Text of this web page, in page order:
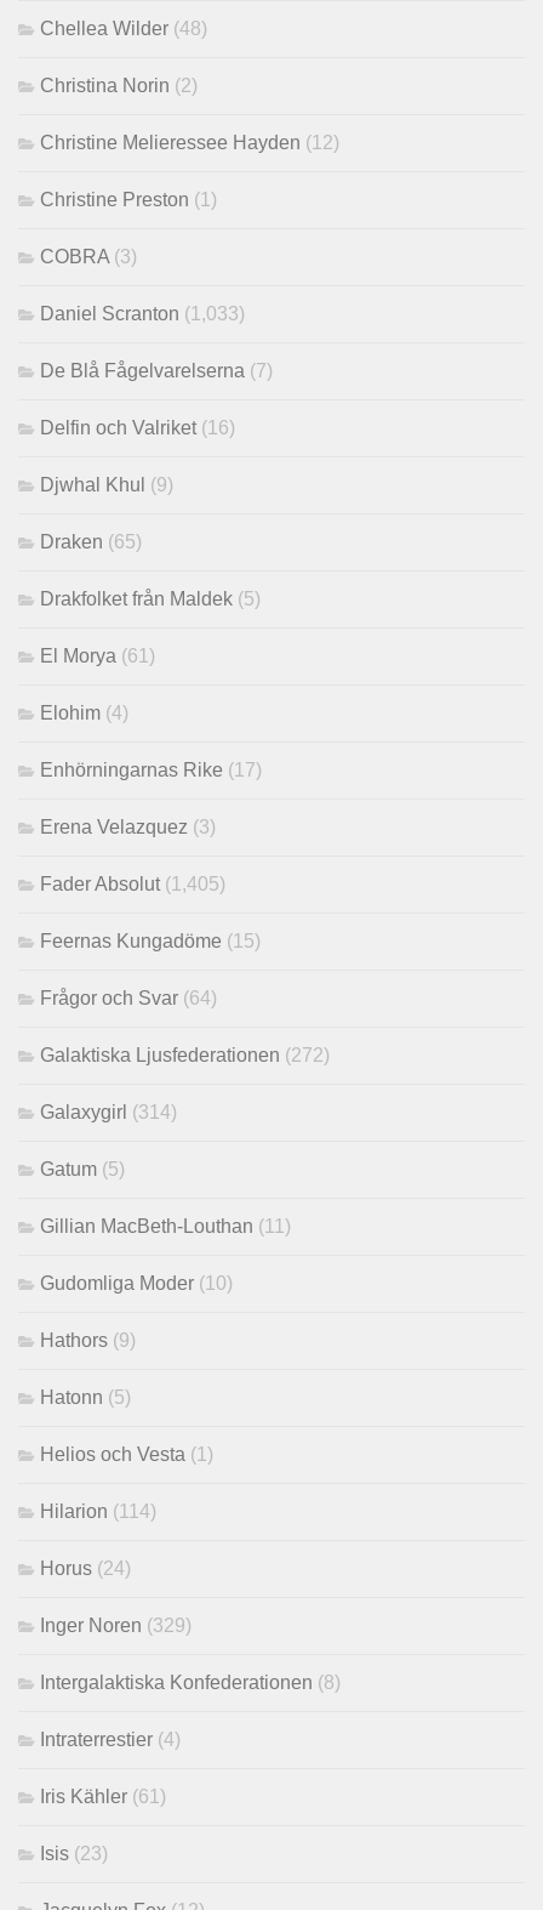
Chellea Wilder (48)
Christina Norin (2)
Christine Melieressee Hayden (12)
Christine Preston (1)
COBRA (3)
Daniel Scranton (1,033)
De Blå Fågelvarelserna (7)
Delfin och Valriket (16)
Djwhal Khul (9)
Draken (65)
Drakfolket från Maldek (5)
El Morya (61)
Elohim (4)
Enhörningarnas Rike (17)
Erena Velazquez (3)
Fader Absolut (1,405)
Feernas Kungadöme (15)
Frågor och Svar (64)
Galaktiska Ljusfederationen (272)
Galaxygirl (314)
Gatum (5)
Gillian MacBeth-Louthan (11)
Gudomliga Moder (10)
Hathors (9)
Hatonn (5)
Helios och Vesta (1)
Hilarion (114)
Horus (24)
Inger Noren (329)
Intergalaktiska Konfederationen (8)
Intraterrestier (4)
Iris Kähler (61)
Isis (23)